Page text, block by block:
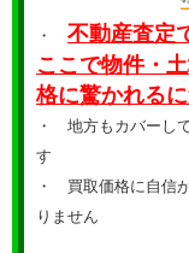
・ 不動産査定
ここで物件・
格に驚かれる
・ 地方もカバーし
す
・ 買取価格に自信
りません